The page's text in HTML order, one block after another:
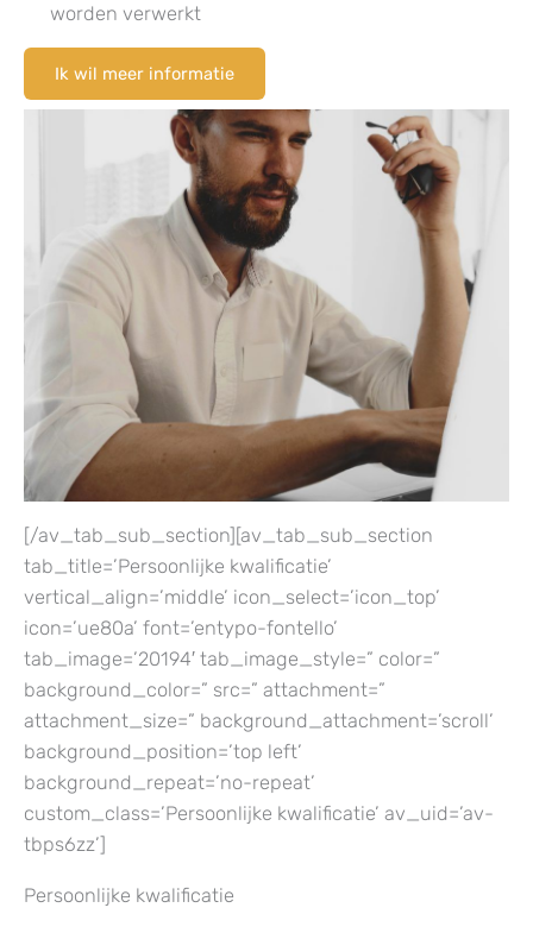
worden verwerkt
Ik wil meer informatie
[/av_tab_sub_section][av_tab_sub_section
tab_title=’Persoonlijke kwalificatie’
vertical_align=’middle’ icon_select=’icon_top’
icon=’ue80a’ font=’entypo-fontello’
tab_image=’20194′ tab_image_style=” color=”
background_color=” src=” attachment=”
attachment_size=” background_attachment=’scroll’
background_position=’top left’
background_repeat=’no-repeat’
custom_class=’Persoonlijke kwalificatie’ av_uid=’av-
tbps6zz’]
Persoonlijke kwalificatie